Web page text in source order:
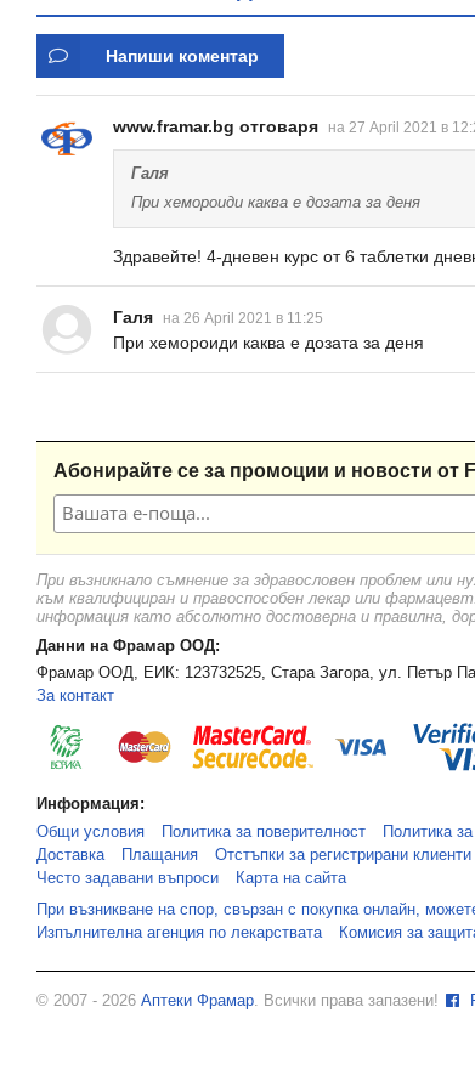
Напиши коментар
www.framar.bg отговаря на 27 April 2021 в
Галя
При хемороиди каква е дозата за деня
Здравейте! 4-дневен курс от 6 таблетки
Галя на 26 April 2021 в 11:25
При хемороиди каква е дозата за деня
Абонирайте се за промоции и новости от
При възникнало съмнение за здравословен проблем или
към квалифициран и правоспособен лекар или
информация като абсолютно достоверна и правилна,
Данни на Фрамар ООД:
Фрамар ООД, ЕИК: 123732525, Стара Загора, ул. Петър
За контакт
Информация:
Общи условия
Политика за поверителност Политика
Доставка
Плащания Отстъпки за регистрирани клиенти
Често задавани въпроси
Карта на сайта
При възникване на спор, свързан с покупка онлайн,
Изпълнителна агенция по лекарствата
Комисия за
© 2007 - 2026 Аптеки Фрамар. Всички права запазени!